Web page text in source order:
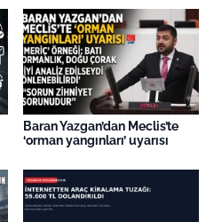
Baran Yazgan’dan Meclis’te
‘orman yangınları’ uyarısı